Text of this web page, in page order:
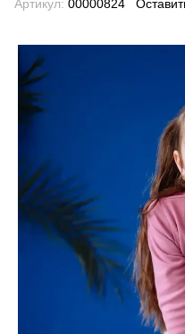
Артикул: 00000824